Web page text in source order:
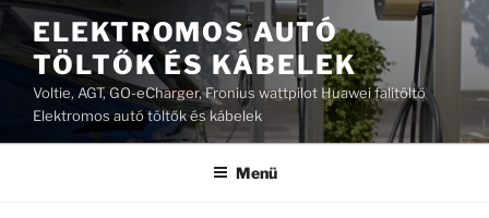
Tartalomhoz
ELEKTROMOS AUTÓ
TÖLTŐK ÉS KÁBELEK
Voltie, AGT, GO-eCharger, Fronius wattpilot Huawei falitöltő
Elektromos autó töltők és kábelek
Menü